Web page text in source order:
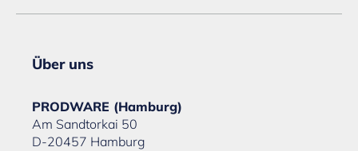
Über uns
PRODWARE (Hamburg)
Am Sandtorkai 50
D-20457 Hamburg